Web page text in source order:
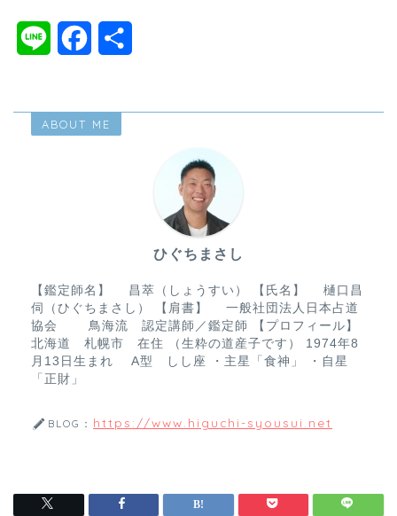
e e
ABOUT ME
ひぐちまさし
【鑑定師名】 昌萃（しょうすい） 【氏名】 樋口昌
伺（ひぐちまさし） 【肩書】 一般社団法人日本占道
協会 鳥海流 認定講師／鑑定師 【プロフィール】
北海道 札幌市 在住 （生粋の道産子です） 1974年8
月13日生まれ A型 しし座 ・主星「食神」 ・自星
「正財」
BLOG： https://www.higuchi-syousui.net